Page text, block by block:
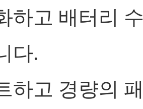
하고 배터리
다.
하고 경량의